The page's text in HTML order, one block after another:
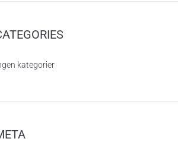
kategorier